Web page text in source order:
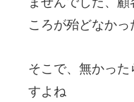
ころが殆どなかっ
そこで、無かった
すよね